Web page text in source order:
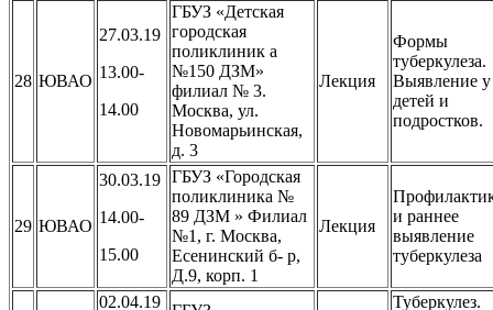
28 ЮВАО
27.03.19
13.00-
14.00
ГБУЗ «Детская
городская
поликлиник а
№150 ДЗМ»
филиал № 3.
Москва, ул.
Новомарьинская,
д. 3
Лекция
Формы
туберкулеза.
Выявление у
детей и
подростков.
29 ЮВАО
30.03.19
14.00-
15.00
ГБУЗ «Городская
поликлиника №
89 ДЗМ » Филиал
№1, г. Москва,
Есенинский б- р,
Д.9, корп. 1
Лекция
и раннее
выявление
туберкулеза
02.04.19 Туберкулез.